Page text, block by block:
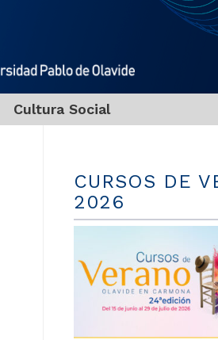
Cultura Social
CURSOS DE
2026